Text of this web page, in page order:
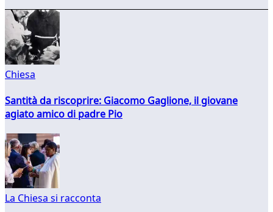
Chiesa
Santità da riscoprire: Giacomo Gaglione, il giovane
agiato amico di padre Pio
La Chiesa si racconta